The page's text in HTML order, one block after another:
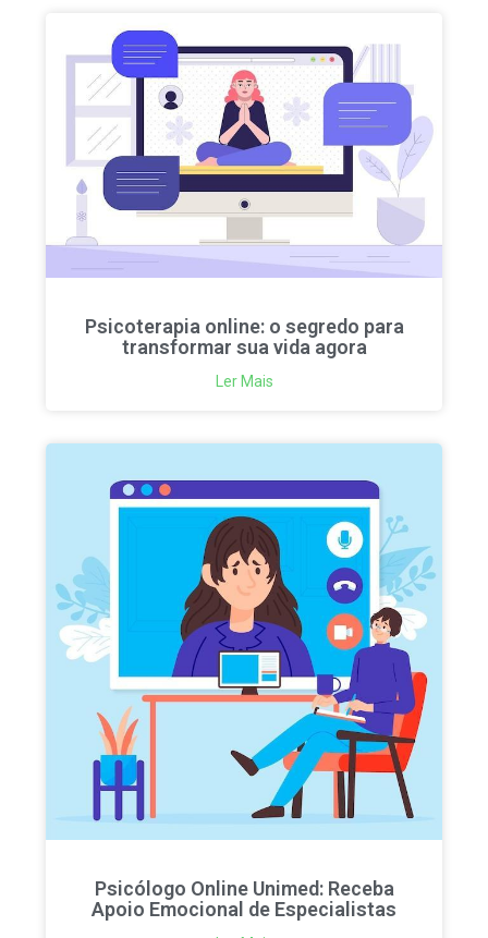
Psicoterapia online: o segredo para
transformar sua vida agora
Ler Mais
Psicólogo Online Unimed: Receba
Apoio Emocional de Especialistas